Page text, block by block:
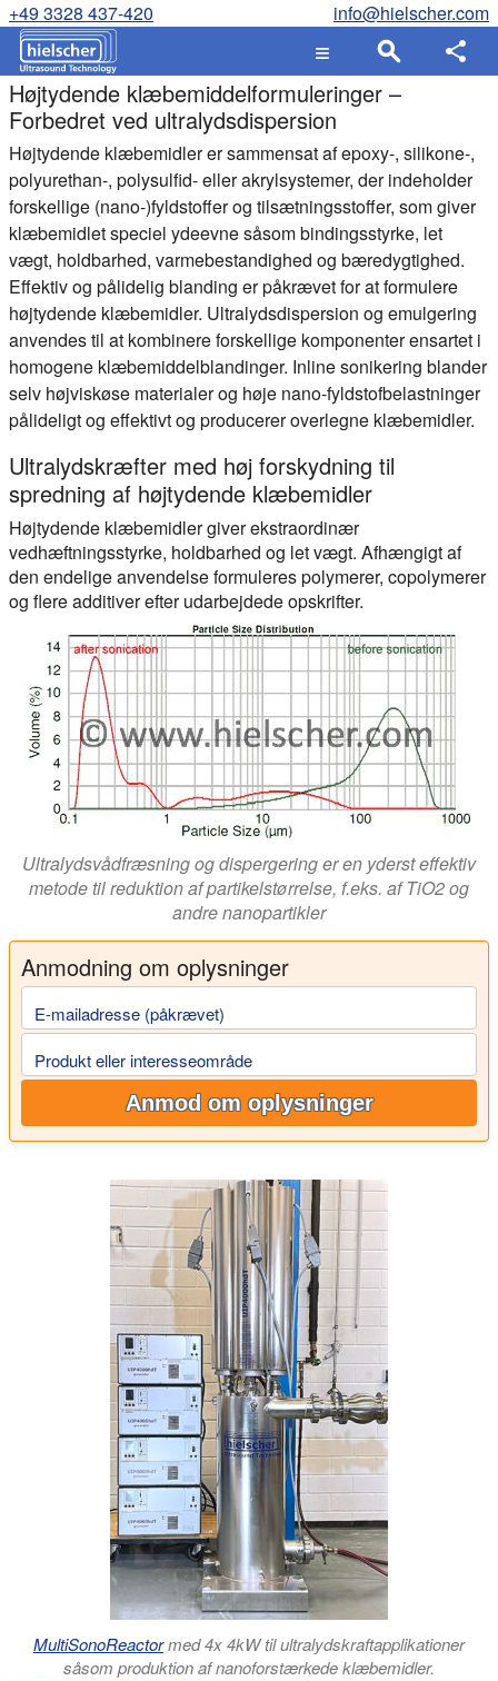
+49 3328 437-420 info@hielscher.com
Højtydende klæbemiddelformuleringer –
Forbedret ved ultralydsdispersion
Højtydende klæbemidler er sammensat af epoxy-, silikone-,
polyurethan-, polysulfid- eller akrylsystemer, der indeholder
forskellige (nano-)fyldstoffer og tilsætningsstoffer, som giver
klæbemidlet speciel ydeevne såsom bindingsstyrke, let
vægt, holdbarhed, varmebestandighed og bæredygtighed.
Effektiv og pålidelig blanding er påkrævet for at formulere
højtydende klæbemidler. Ultralydsdispersion og emulgering
anvendes til at kombinere forskellige komponenter ensartet i
homogene klæbemiddelblandinger. Inline sonikering blander
selv højviskøse materialer og høje nano-fyldstofbelastninger
pålideligt og effektivt og producerer overlegne klæbemidler.
Ultralydskræfter med høj forskydning til
spredning af højtydende klæbemidler
Højtydende klæbemidler giver ekstraordinær
vedhæftningsstyrke, holdbarhed og let vægt. Afhængigt af
den endelige anvendelse formuleres polymerer, copolymerer
og flere additiver efter udarbejdede opskrifter.
Ultralydsvådfræsning og dispergering er en yderst effektiv
metode til reduktion af partikelstørrelse, f.eks. af TiO2 og
andre nanopartikler
Anmodning om oplysninger
E-mailadresse (påkrævet)
Produkt eller interesseområde
Anmod om oplysninger
MultiSonoReactormed 4x 4kW til ultralydskraftapplikationer
såsom produktion af nanoforstærkede klæbemidler.